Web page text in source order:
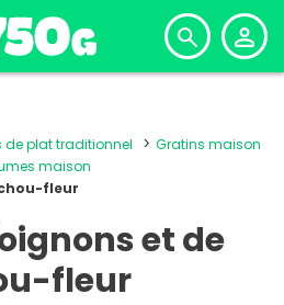
de plat traditionnel
Gratins maison
maison
fleur
et de
fleur